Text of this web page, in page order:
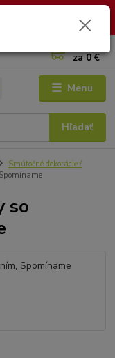
vybavíme po
Menu
Hľadať
za0 €
Smútočné dekorácie /
so